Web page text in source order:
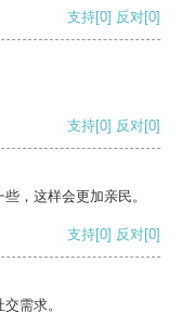
支持[0] 反对[0]
支持[0] 反对[0]
，这样会更加亲民。
支持[0] 反对[0]
需求。